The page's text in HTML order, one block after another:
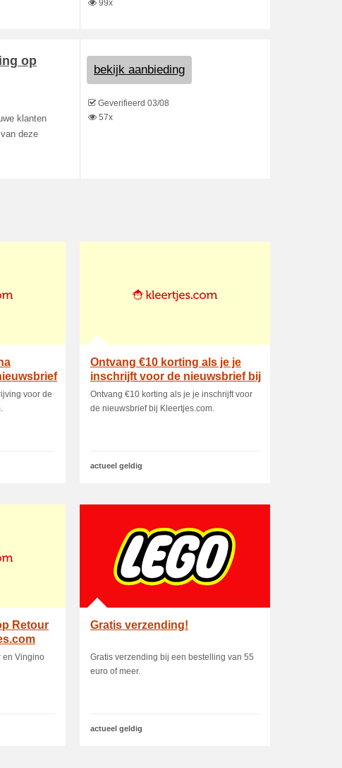
99x
op
klanten
deze
bekijk aanbieding
Geverifieerd 03/08
57x
voor de
Ontvang €10 korting als je je
inschrijft voor de nieuwsbrief bij
Kl.
Ontvang €10 korting als je je inschrijft voor
de nieuwsbrief bij Kleertjes.com.
actueel geldig
Retour
en Vingino
Gratis verzending!
Gratis verzending bij een bestelling van 55
euro of meer.
actueel geldig